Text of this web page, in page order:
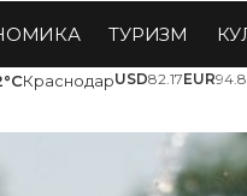
ТУРИЗМ
КраснодарUSD82.17EUR